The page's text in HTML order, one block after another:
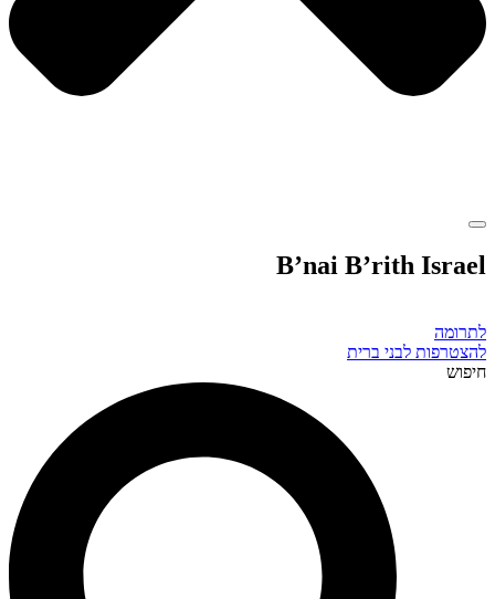
B’nai B’rith Israel
לתרומה
להצטרפות לבני ברית
חיפוש